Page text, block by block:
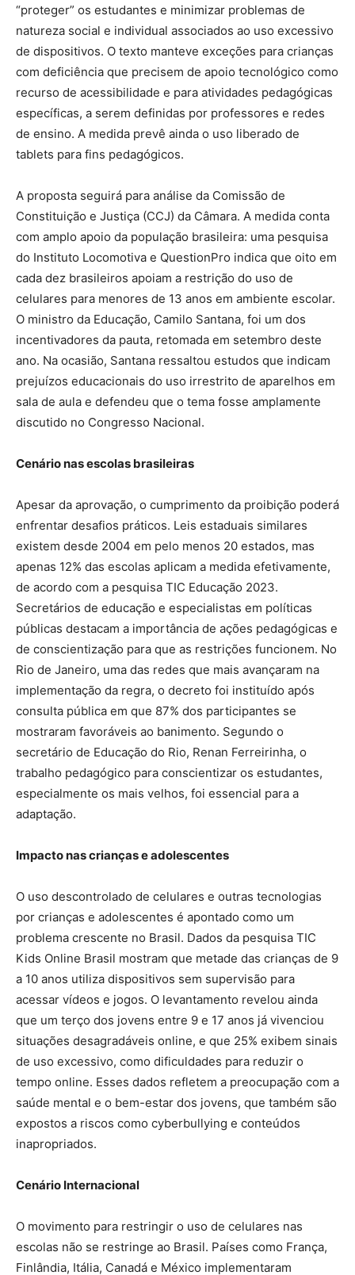
“proteger” os estudantes e minimizar problemas de
natureza social e individual associados ao uso excessivo
de dispositivos. O texto manteve exceções para crianças
com deficiência que precisem de apoio tecnológico como
recurso de acessibilidade e para atividades pedagógicas
específicas, a serem definidas por professores e redes
de ensino. A medida prevê ainda o uso liberado de
tablets para fins pedagógicos.
A proposta seguirá para análise da Comissão de
Constituição e Justiça (CCJ) da Câmara. A medida conta
com amplo apoio da população brasileira: uma pesquisa
do Instituto Locomotiva e QuestionPro indica que oito em
cada dez brasileiros apoiam a restrição do uso de
celulares para menores de 13 anos em ambiente escolar.
O ministro da Educação, Camilo Santana, foi um dos
incentivadores da pauta, retomada em setembro deste
ano. Na ocasião, Santana ressaltou estudos que indicam
prejuízos educacionais do uso irrestrito de aparelhos em
sala de aula e defendeu que o tema fosse amplamente
discutido no Congresso Nacional.
Cenário nas escolas brasileiras
Apesar da aprovação, o cumprimento da proibição poderá
enfrentar desafios práticos. Leis estaduais similares
existem desde 2004 em pelo menos 20 estados, mas
apenas 12% das escolas aplicam a medida efetivamente,
de acordo com a pesquisa TIC Educação 2023.
Secretários de educação e especialistas em políticas
públicas destacam a importância de ações pedagógicas e
de conscientização para que as restrições funcionem. No
Rio de Janeiro, uma das redes que mais avançaram na
implementação da regra, o decreto foi instituído após
consulta pública em que 87% dos participantes se
mostraram favoráveis ao banimento. Segundo o
secretário de Educação do Rio, Renan Ferreirinha, o
trabalho pedagógico para conscientizar os estudantes,
especialmente os mais velhos, foi essencial para a
adaptação.
Impacto nas crianças e adolescentes
O uso descontrolado de celulares e outras tecnologias
por crianças e adolescentes é apontado como um
problema crescente no Brasil. Dados da pesquisa TIC
Kids Online Brasil mostram que metade das crianças de 9
a 10 anos utiliza dispositivos sem supervisão para
acessar vídeos e jogos. O levantamento revelou ainda
que um terço dos jovens entre 9 e 17 anos já vivenciou
situações desagradáveis online, e que 25% exibem sinais
de uso excessivo, como dificuldades para reduzir o
tempo online. Esses dados refletem a preocupação com a
saúde mental e o bem-estar dos jovens, que também são
expostos a riscos como cyberbullying e conteúdos
inapropriados.
Cenário Internacional
O movimento para restringir o uso de celulares nas
escolas não se restringe ao Brasil. Países como França,
Finlândia, Itália, Canadá e México implementaram